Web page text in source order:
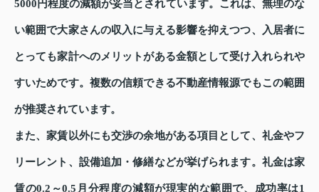
5000円程度の減額が妥当とされています。これは、無理のな
い範囲で大家さんの収入に与える影響を抑えつつ、入居者に
とっても家計へのメリットがある金額として受け入れられや
すいためです。複数の信頼できる不動産情報源でもこの範囲
が推奨されています。
また、家賃以外にも交渉の余地がある項目として、礼金やフ
リーレント、設備追加・修繕などが挙げられます。礼金は家
賃の0.2～0.5月分程度の減額が現実的な範囲で、成功率は1